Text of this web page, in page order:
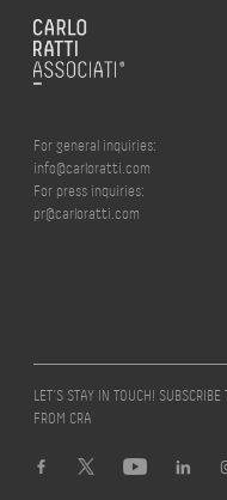
For general inquiries:
info@carloratti.com
For press inquiries:
pr@carloratti.com
LET’S STAY IN TOUCH!
FROM CRA